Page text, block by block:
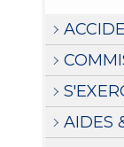
AIDES